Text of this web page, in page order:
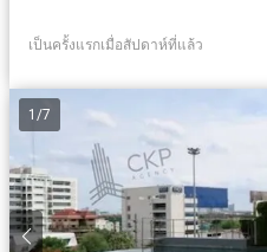
เป็นครั้งแรกเมื่อสัปดาห์ที่แล้ว
1 /7